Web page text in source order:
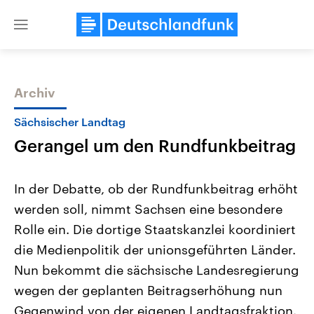
Close
Themen
Landtagswahl Sachsen-Anhalt
2026
Alle Informationen
Sachsen-Anhalt wählt am 6.
September 2026 einen neuen
Landtag. Seit 2021 wird das
Bundesland von einer Koalition aus
USA
Aktuelle Beiträge,
Hintergründe
Wirtschaftlich und
gehören die Vereinigten
den mächtigsten Ländern
mit großem Einfluss auf
Archiv
Sächsischer Landtag
Gerangel um den Rundfunkbeitrag
In der Debatte, ob der Rundfunkbeitrag erhöht
werden soll, nimmt Sachsen eine besondere
Rolle ein. Die dortige Staatskanzlei koordiniert
die Medienpolitik der unionsgeführten Länder.
Nun bekommt die sächsische Landesregierung
wegen der geplanten Beitragserhöhung nun
Gegenwind von der eigenen Landtagsfraktion.